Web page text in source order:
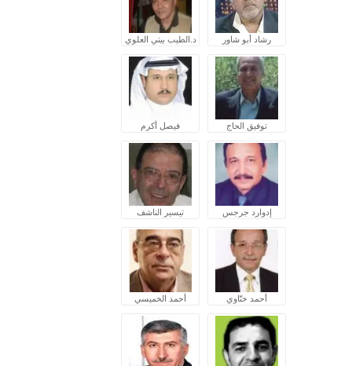
رشاد أبو شاور د.الطيب بيتي العلوي
توفيق الحاج فيصل أكرم
إدوارد جرجس تيسير الناشف
أحمد ختّاوي أحمد الخميسي